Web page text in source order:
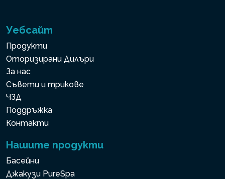
Уебсайт
Продукти
Оторизирани Дилъри
За нас
Съвети и трикове
ЧЗД
Поддръжка
Контакти
Нашите продукти
Басейни
Джакузи PureSpa